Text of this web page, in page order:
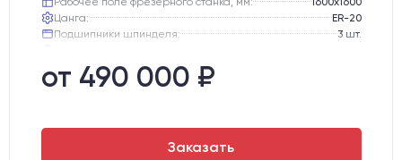
Цанга:
ER-20
Подшипники шпинделя:
3 шт.
Двигатели:
от 490 000 ₽
Заказать